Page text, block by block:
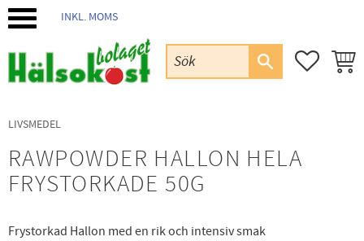
INKL. MOMS
LIVSMEDEL
RAWPOWDER HALLON HELA
FRYSTORKADE 50G
Frystorkad Hallon med en rik och intensiv smak